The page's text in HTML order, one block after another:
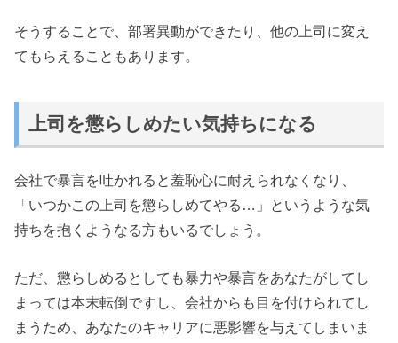
そうすることで、部署異動ができたり、他の上司に変え
てもらえることもあります。
上司を懲らしめたい気持ちになる
会社で暴言を吐かれると羞恥心に耐えられなくなり、
「いつかこの上司を懲らしめてやる…」というような気
持ちを抱くようなる方もいるでしょう。
ただ、懲らしめるとしても暴力や暴言をあなたがしてし
まっては本末転倒ですし、会社からも目を付けられてし
まうため、あなたのキャリアに悪影響を与えてしまいま